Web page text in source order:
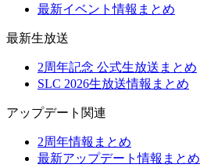
最新イベント情報まとめ
最新生放送
2周年記念 公式生放送まとめ
SLC 2026生放送情報まとめ
アップデート関連
2周年情報まとめ
最新アップデート情報まとめ